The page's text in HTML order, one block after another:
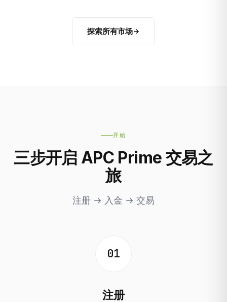
探索所有市场
开始
三步开启 APC Prime 交易之
旅
注册 → 入金 → 交易
01
注册